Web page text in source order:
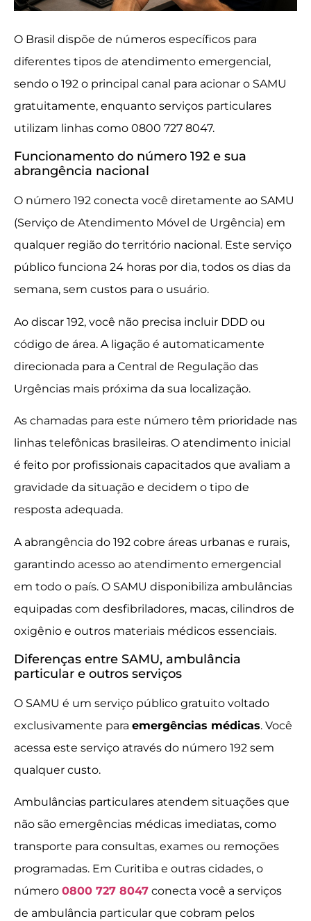
O Brasil dispõe de números específicos para
diferentes tipos de atendimento emergencial,
sendo o 192 o principal canal para acionar o SAMU
gratuitamente, enquanto serviços particulares
utilizam linhas como 0800 727 8047.
Funcionamento do número 192 e sua
abrangência nacional
O número 192 conecta você diretamente ao SAMU
(Serviço de Atendimento Móvel de Urgência) em
qualquer região do território nacional. Este serviço
público funciona 24 horas por dia, todos os dias da
semana, sem custos para o usuário.
Ao discar 192, você não precisa incluir DDD ou
código de área. A ligação é automaticamente
direcionada para a Central de Regulação das
Urgências mais próxima da sua localização.
As chamadas para este número têm prioridade nas
linhas telefônicas brasileiras. O atendimento inicial
é feito por profissionais capacitados que avaliam a
gravidade da situação e decidem o tipo de
resposta adequada.
A abrangência do 192 cobre áreas urbanas e rurais,
garantindo acesso ao atendimento emergencial
em todo o país. O SAMU disponibiliza ambulâncias
equipadas com desfibriladores, macas, cilindros de
oxigênio e outros materiais médicos essenciais.
Diferenças entre SAMU, ambulância
particular e outros serviços
O SAMU é um serviço público gratuito voltado
exclusivamente para emergências médicas. Você
acessa este serviço através do número 192 sem
qualquer custo.
Ambulâncias particulares atendem situações que
não são emergências médicas imediatas, como
transporte para consultas, exames ou remoções
programadas. Em Curitiba e outras cidades, o
número 0800 727 8047 conecta você a serviços
de ambulância particular que cobram pelos